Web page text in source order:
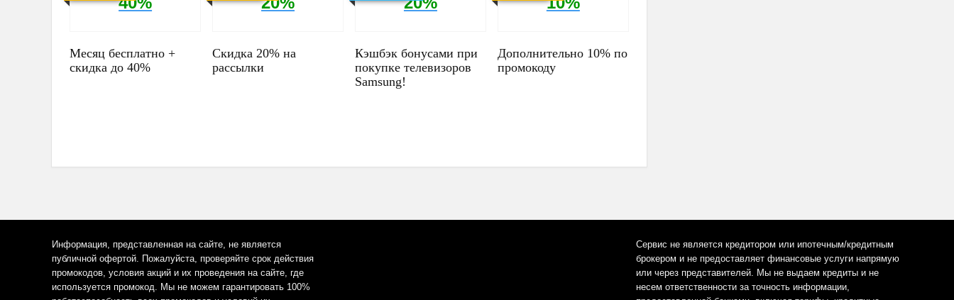
Месяц бесплатно +
скидка до 40%
Скидка 20% на
рассылки
Кэшбэк бонусами при
покупке телевизоров
Samsung!
Дополнительно 10% по
промокоду
Информация, представленная на сайте, не является
публичной офертой. Пожалуйста, проверяйте срок действия
промокодов, условия акций и их проведения на сайте, где
используется промокод. Мы не можем гарантировать 100%
Сервис не является кредитором или ипотечным/кредитным
брокером и не предоставляет финансовые услуги напрямую
или через представителей. Мы не выдаем кредиты и не
несем ответственности за точность информации,